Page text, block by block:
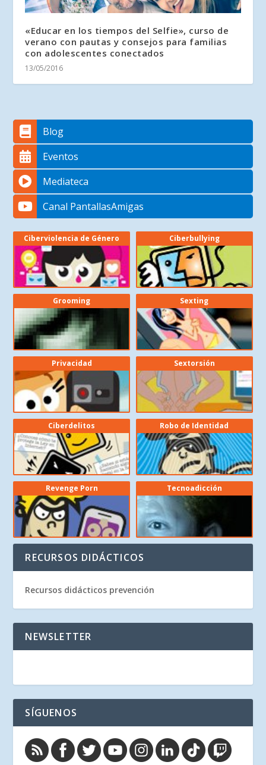
«Educar en los tiempos del Selfie», curso de
verano con pautas y consejos para familias
con adolescentes conectados
13/05/2016
Blog
Eventos
Mediateca
Canal PantallasAmigas
Ciberviolencia de Género Ciberbullying
Grooming Sexting
Privacidad Sextorsión
Ciberdelitos Robo de Identidad
Revenge Porn Tecnoadicción
RECURSOS DIDÁCTICOS
Recursos didácticos prevención
NEWSLETTER
SÍGUENOS